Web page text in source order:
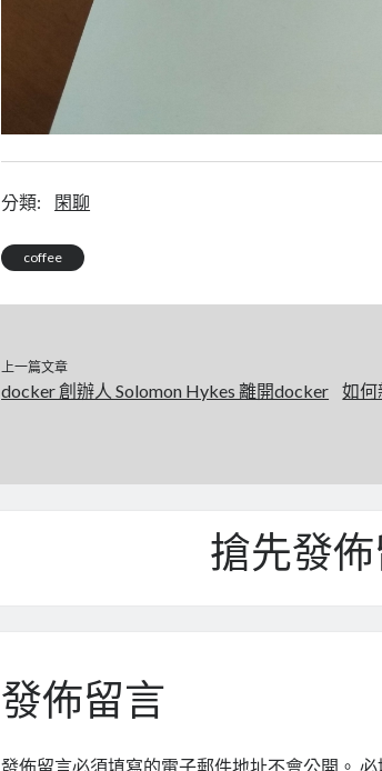
分類: 閑聊
coffee
上一篇文章
docker 創辦人 Solomon Hykes 離開docker
如何
搶先發佈
發佈留言
發佈留言必須填寫的電子郵件地址不會公開。 必